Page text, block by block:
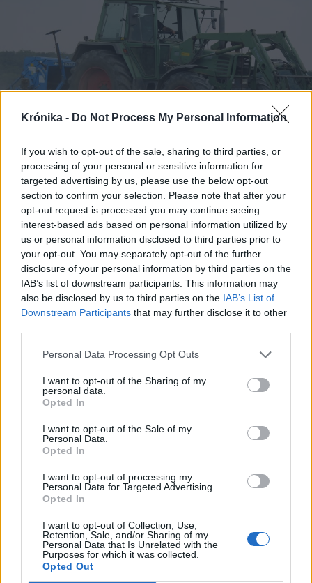
Krónika - Do Not Process My Personal Information
If you wish to opt-out of the sale, sharing to third parties, or
processing of your personal or sensitive information for
targeted advertising by us, please use the below opt-out
section to confirm your selection. Please note that after your
opt-out request is processed you may continue seeing
interest-based ads based on personal information utilized by
us or personal information disclosed to third parties prior to
your opt-out. You may separately opt-out of the further
disclosure of your personal information by third parties on the
IAB’s list of downstream participants. This information may
also be disclosed by us to third parties on the IAB’s List of
Downstream Participants that may further disclose it to other
Personal Data Processing Opt Outs
I want to opt-out of the Sharing of my
personal data.
Opted In
I want to opt-out of the Sale of my
Personal Data.
Opted In
I want to opt-out of processing my
Personal Data for Targeted Advertising.
Opted In
I want to opt-out of Collection, Use,
Retention, Sale, and/or Sharing of my
Personal Data that Is Unrelated with the
Purposes for which it was collected.
Opted Out
2023. március 17., péntek
Nagy a csúszás, megannyi
nehézség ígérkezik a nyárra
várható uniós pályázati idényben
2023. március 13., hétfő